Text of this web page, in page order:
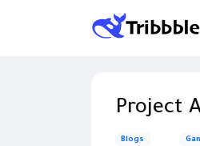
Project
Blogs